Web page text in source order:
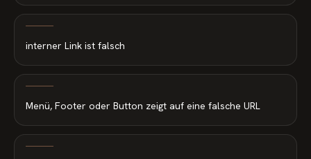
interner Link ist falsch
Menü, Footer oder Button zeigt auf eine falsche URL